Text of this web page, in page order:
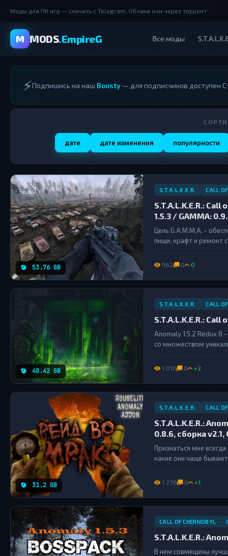
Моды для ПК игр — скачать с Telegram, Облака или через торрент
M MODS.EmpireG Все моды
⚡Подпишись на наш Boosty — для подписчиков доступен
дате дате изменения популярности
53.76 GB
S.T.A.L.K.E.R. CALL
S.T.A.L.K.E.R.:
1.5.3 / GAMMA:
Цель G.A.M.M.A. -
пищи, крафт и ремонт
962 0 0
40.42 GB
S.T.A.L.K.E.R. CALL
S.T.A.L.K.E.R.:
Anomaly 1.5.2 Redux 8
со множеством
пофиксил все прицелы
1 010 0 +2
31.2 GB
S.T.A.L.K.E.R. CALL
S.T.A.L.K.E.R.:
0.8.6, сборка
Признаться мне
какие они чаще
будут реализованы
1 276 0 +1
CALL OF CHERNOBYL
S.T.A.L.K.E.R.:
В нем совмещены